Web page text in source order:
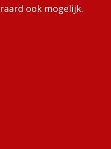
ook mogelijk.